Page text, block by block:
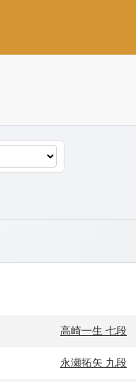
高崎一生 七段
永瀬拓矢 九段